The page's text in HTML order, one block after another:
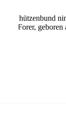
Schützenbund
Sepp Forer,